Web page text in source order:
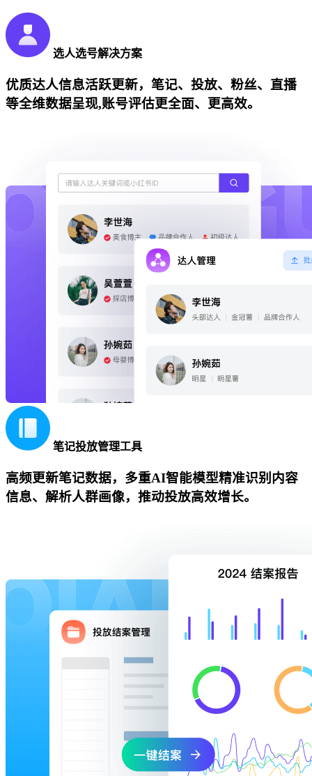
选人选号解决方案
优质达人信息活跃更新，笔记、投放、粉丝、直播
等全维数据呈现,账号评估更全面、更高效。
笔记投放管理工具
高频更新笔记数据，多重AI智能模型精准识别内容
信息、解析人群画像，推动投放高效增长。